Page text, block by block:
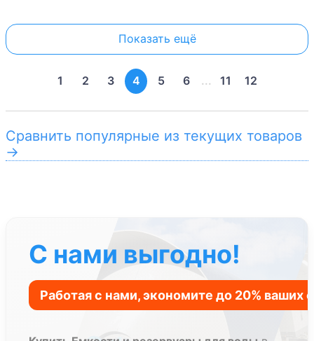
Показать ещё
1 2 3 4 5 6 ... 11 12
Сравнить популярные из текущих товаров
→
С нами выгодно!